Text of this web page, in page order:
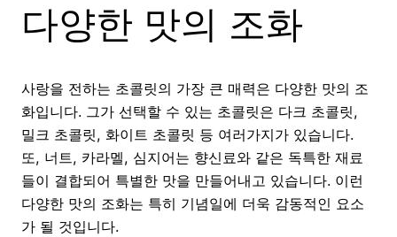
다양한 맛의 조화
사랑을 전하는 초콜릿의 가장 큰 매력은 다양한 맛의 조
화입니다. 그가 선택할 수 있는 초콜릿은 다크 초콜릿,
밀크 초콜릿, 화이트 초콜릿 등 여러가지가 있습니다.
또, 너트, 카라멜, 심지어는 향신료와 같은 독특한 재료
들이 결합되어 특별한 맛을 만들어내고 있습니다. 이런
다양한 맛의 조화는 특히 기념일에 더욱 감동적인 요소
가 될 것입니다.